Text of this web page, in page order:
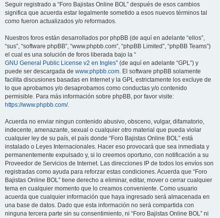
Seguir registrado a “Foro Bajistas Online BOL” después de esos cambios
significa que acuerda estar legalmente sometido a esos nuevos términos tal
como fueron actualizados y/o reformados.
Nuestros foros están desarrollados por phpBB (de aquí en adelante “ellos”,
“sus”, “software phpBB”, “www.phpbb.com”, “phpBB Limited”, “phpBB Teams”)
el cual es una solución de foros liberada bajo la “
GNU General Public License v2 en Ingles” (de aquí en adelante “GPL”) y
puede ser descargada de www.phpbb.com . El software phpBB solamente
facilita discusiones basadas en Internet y la GPL estrictamente los excluye de
lo que aprobamos y/o desaprobamos como conductas y/o contenido
permisible. Para más información sobre phpBB, por favor visite:
https://www.phpbb.com/.
Acuerda no enviar ningun contenido abusivo, obsceno, vulgar, difamatorio,
indecente, amenazante, sexual o cualquier otro material que pueda violar
cualquier ley de su país, el país donde “Foro Bajistas Online BOL” está
instalado o Leyes Internacionales. Hacer eso provocará que sea inmediata y
permanentemente expulsado y, si lo creemos oportuno, con notificación a su
Proveedor de Servicios de Internet. Las direcciones IP de todos los envíos son
registradas como ayuda para reforzar estas condiciones. Acuerda que “Foro
Bajistas Online BOL” tiene derecho a eliminar, editar, mover o cerrar cualquier
tema en cualquier momento que lo creamos conveniente. Como usuario
acuerda que cualquier información que haya ingresado será almacenada en
una base de datos. Dado que esta información no será compartida con
ninguna tercera parte sin su consentimiento, ni “Foro Bajistas Online BOL” ni